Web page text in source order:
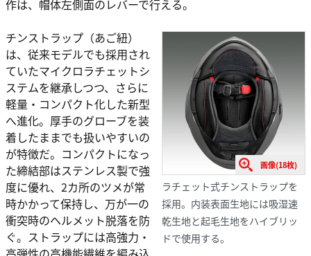
作は、帽体左側面のレバーで行える。
画像(18枚)
ラチェット式チンストラップを
採用。内装表面生地には吸湿速
乾生地と起毛生地をハイブリッ
ドで使用する。
チンストラップ（あご紐）
は、従来モデルでも採用され
ていたマイクロラチェットシ
ステムを継承しつつ、さらに
軽量・コンパクト化した新型
へ進化。厚手のグローブを装
着したままでも扱いやすいの
が特徴だ。コンパクトになっ
た締結部はステンレス製で強
度に優れ、2カ所のツメが常
時かかって保持し、万が一の
衝突時のヘルメット脱落を防
ぐ。ストラップには高強力・